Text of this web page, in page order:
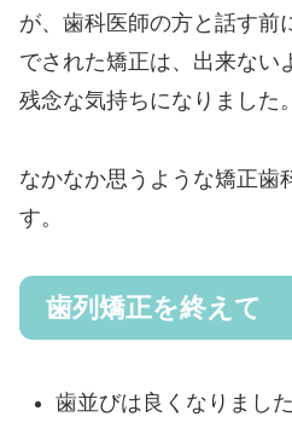
が、歯科医師の方と話す前
でされた矯正は、出来ない
残念な気持ちになりました。
なかなか思うような矯正歯
す。
歯列矯正を終えて
歯並びは良くなりました